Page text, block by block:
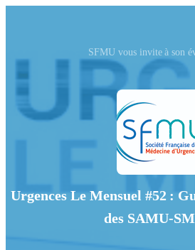
SFMU vous invite à son
Urgences Le Mensuel #52 :
des SAMU-